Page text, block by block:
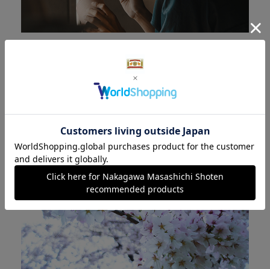
日本のものづくりであること
使いやすさと心地好さが息づく日本の手しごと。